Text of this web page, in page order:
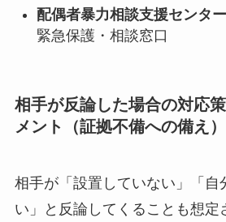
配偶者暴力相談支援センター
緊急保護・相談窓口
相手が反論した場合の対応
メント（証拠不備への備え）
相手が「設置していない」「自
い」と反論してくることも想定